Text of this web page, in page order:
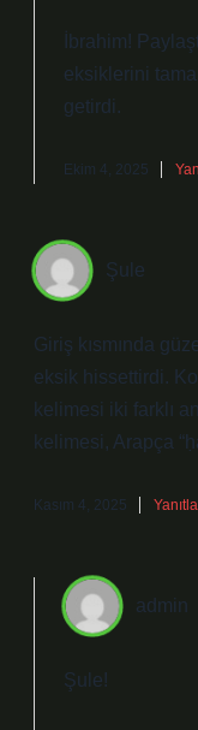
İbrahim!
eksiklerini
getirdi.
Ekim 4, 2025
Şule
Giriş kısmında
eksik hissettirdi.
kelimesi iki farklı
kelimesi, Arapça
Kasım 4, 2025 Yanıtla
admin
Şule!